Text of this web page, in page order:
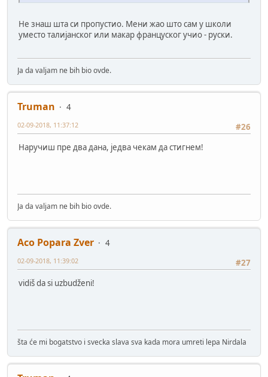
Не знаш шта си пропустио. Мени жао што сам у школи
уместо талијанског или макар француског учио - руски.
Ja da valjam ne bih bio ovde.
Truman
4
#26
02-09-2018, 11:37:12
Наручиш пре два дана, једва чекам да стигнем!
Ja da valjam ne bih bio ovde.
Aco Popara Zver
4
#27
02-09-2018, 11:39:02
vidiš da si uzbudženi!
šta će mi bogatstvo i svecka slava sva kada mora umreti lepa Nirdala